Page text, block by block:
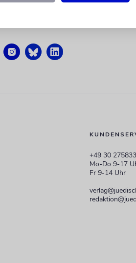
+49 30
Mo-Do 9-17
Fr 9-14 Uhr